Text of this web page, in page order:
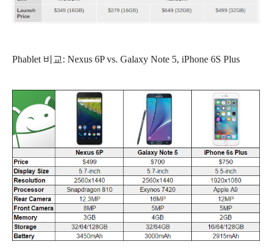
Phablet 비교: Nexus 6P vs. Galaxy Note 5, iPhone 6S Plus